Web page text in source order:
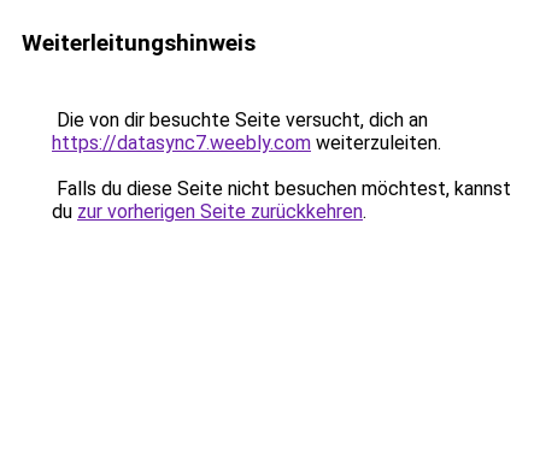
Weiterleitungshinweis
Die von dir besuchte Seite versucht, dich an
https://datasync7.weebly.com weiterzuleiten.
Falls du diese Seite nicht besuchen möchtest, kannst
du zur vorherigen Seite zurückkehren.